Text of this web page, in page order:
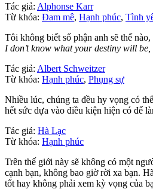
Tác giả: Alphonse Karr
Từ khóa: Đam mê, Hạnh phúc, Tình
Tôi không biết số phận anh sẽ thế
I don’t know what your destiny will
Tác giả: Albert Schweitzer
Từ khóa: Hạnh phúc, Phụng sự
Nhiều lúc, chúng ta đều hy vọng có
hết sức dựa vào điều kiện hiện có để
Tác giả: Hà Lạc
Từ khóa: Hạnh phúc
Trên thế giới này sẽ không có một
cạnh bạn, không bao giờ rời xa bạn.
tốt hay không phải xem kỳ vọng của